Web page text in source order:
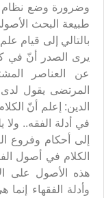
وضرورة وضع نظام
طبيعة البحث
بالتالي إلى قيام
يرى الصدر أنّ في
عن العناصر
المرتضى يقول
الدين: إعلم أنّ
في أدلة الفقه..
إلى أحكام وفروع
الكلام في أصول
هذه الأصول على
وأدلة الفقهاء